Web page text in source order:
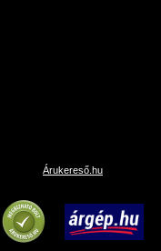
Árukereső.hu